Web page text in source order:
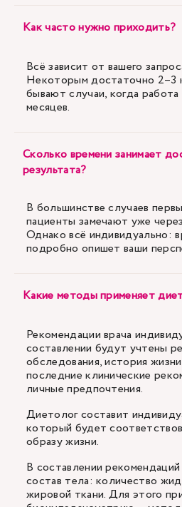
Как часто нужно приходить?
Всё зависит от вашего
Некоторым достаточно 2–3
бывают случаи, когда
месяцев.
Сколько времени занимает
результата?
В большинстве случаев
пациенты замечают уже
Однако всё индивидуально:
подробно опишет ваши
Какие методы применяет
Рекомендации врача
составлении будут учтены
обследования, история
последние клинические
личные предпочтения.
Диетолог составит
который будет
образу жизни.
В составлении
состав тела: количество
жировой ткани. Для этого